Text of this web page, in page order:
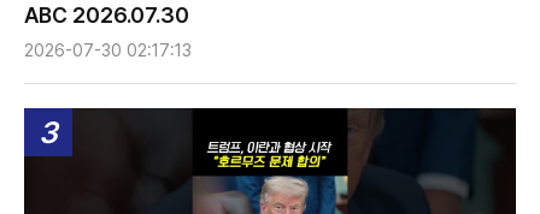
ABC 2026.07.30
2026-07-30 02:17:13
3